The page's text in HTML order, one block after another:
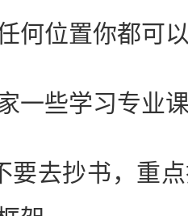
何位置你都可
些学习专业课
去抄书，重点